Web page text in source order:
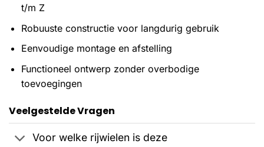
t/m Z
Robuuste constructie voor langdurig gebruik
Eenvoudige montage en afstelling
Functioneel ontwerp zonder overbodige
toevoegingen
Veelgestelde Vragen
Voor welke rijwielen is deze